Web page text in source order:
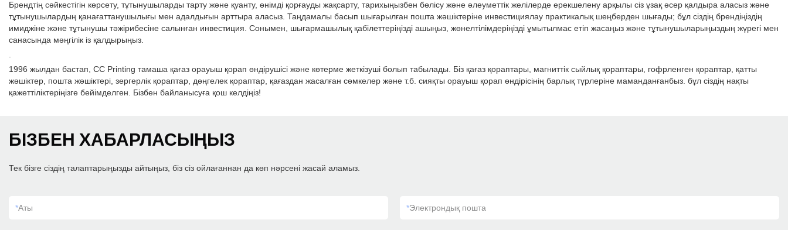
Брендтің сәйкестігін көрсету, тұтынушыларды тарту және қуанту, өнімді қорғауды жақсарту, тарихыңызбен бөлісу және әлеуметтік желілерде ерекшелену арқылы сіз ұзақ әсер қалдыра аласыз және
тұтынушылардың қанағаттанушылығы мен адалдығын арттыра аласыз. Таңдамалы басып шығарылған пошта жәшіктеріне инвестициялау практикалық шеңберден шығады; бұл сіздің брендіңіздің
имиджіне және тұтынушы тәжірибесіне салынған инвестиция. Сонымен, шығармашылық қабілеттеріңізді ашыңыз, жөнелтілімдеріңізді ұмытылмас етіп жасаңыз және тұтынушыларыңыздың жүрегі мен
санасында мәңгілік із қалдырыңыз.
1996 жылдан бастап, CC Printing тамаша қағаз орауыш қорап өндірушісі және көтерме жеткізуші болып табылады. Біз қағаз қораптары, магниттік сыйлық қораптары, гофрленген қораптар, қатты
жәшіктер, пошта жәшіктері, зергерлік қораптар, дөңгелек қораптар, қағаздан жасалған сөмкелер және т.б. сияқты орауыш қорап өндірісінің барлық түрлеріне маманданғанбыз. бұл сіздің нақты
қажеттіліктеріңізге бейімделген. Бізбен байланысуға қош келдіңіз!
БІЗБЕН ХАБАРЛАСЫҢЫЗ
Тек бізге сіздің талаптарыңызды айтыңыз, біз сіз ойлағаннан да көп нәрсені жасай аламыз.
*Аты *Электрондық пошта